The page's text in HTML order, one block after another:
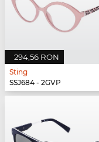
294,56 RON
Sting
SSJ684 - 2GVP